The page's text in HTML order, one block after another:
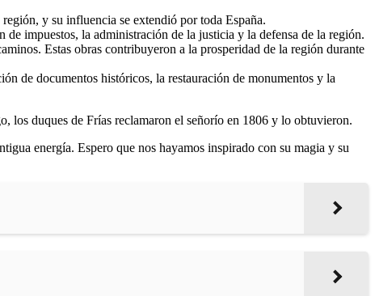
y su influencia se extendió por toda España.
impuestos, la administración de la justicia y la defensa de la región.
Estas obras contribuyeron a la prosperidad de la región durante
de documentos históricos, la restauración de monumentos y la
duques de Frías reclamaron el señorío en 1806 y lo obtuvieron.
energía. Espero que nos hayamos inspirado con su magia y su